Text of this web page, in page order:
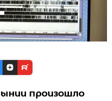
произошло